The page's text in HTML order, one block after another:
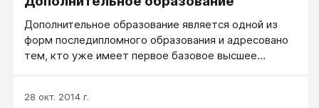
Дополнительное образование является одной из
форм последипломного образования и адресовано
тем, кто уже имеет первое базовое высшее
высокого уровня.
28 окт. 2014 г.